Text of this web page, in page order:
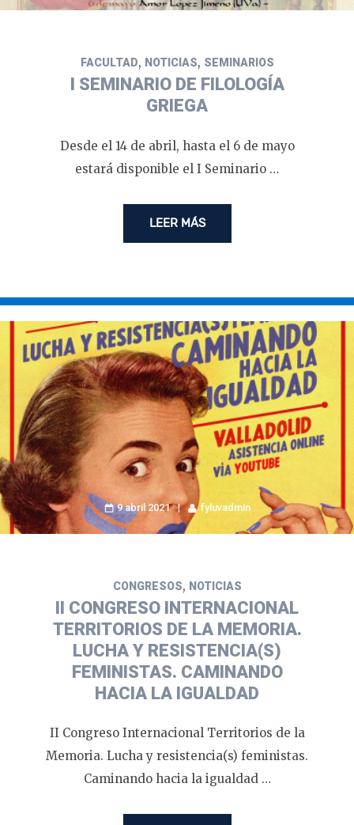
FACULTAD, NOTICIAS, SEMINARIOS
I SEMINARIO DE FILOLOGÍA
GRIEGA
Desde el 14 de abril, hasta el 6 de mayo
estará disponible el I Seminario …
LEER MÁS
9 abril 2021 fyluvadmin
CONGRESOS, NOTICIAS
II CONGRESO INTERNACIONAL
TERRITORIOS DE LA MEMORIA.
LUCHA Y RESISTENCIA(S)
FEMINISTAS. CAMINANDO
HACIA LA IGUALDAD
II Congreso Internacional Territorios de la
Memoria. Lucha y resistencia(s) feministas.
Caminando hacia la igualdad …